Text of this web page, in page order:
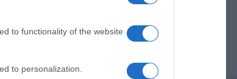
to functionality of the website
to personalization.